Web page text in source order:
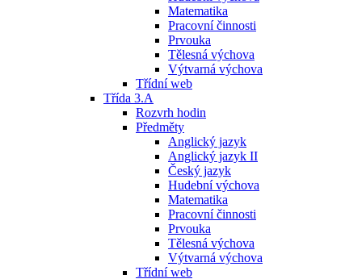
Matematika
Pracovní činnosti
Prvouka
Tělesná výchova
Výtvarná výchova
Třídní web
Třída 3.A
Rozvrh hodin
Předměty
Anglický jazyk
Anglický jazyk II
Český jazyk
Hudební výchova
Matematika
Pracovní činnosti
Prvouka
Tělesná výchova
Výtvarná výchova
Třídní web